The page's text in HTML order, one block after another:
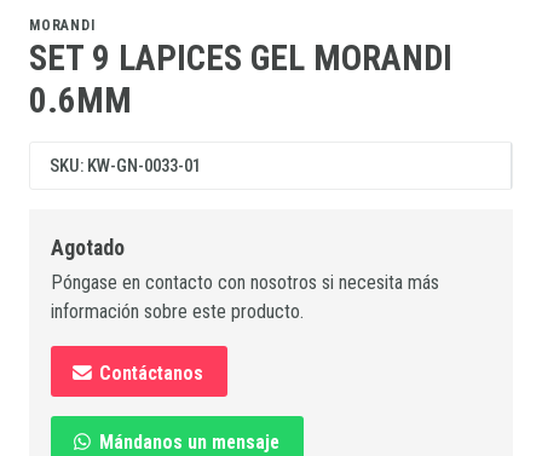
MORANDI
SET 9 LAPICES GEL MORANDI
0.6MM
SKU: KW-GN-0033-01
Agotado
Póngase en contacto con nosotros si necesita más
información sobre este producto.
Contáctanos
Mándanos un mensaje